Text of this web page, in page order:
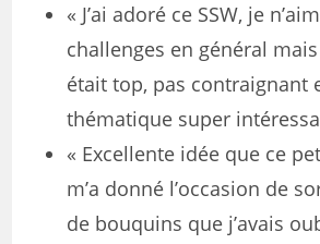
« J’ai adoré ce SSW, je
challenges en général
était top, pas contraignant
thématique super
« Excellente idée que ce
m’a donné l’occasion de
de bouquins que j’avais